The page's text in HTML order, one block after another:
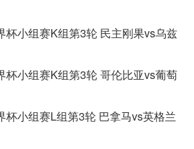
杯小组赛K组第3轮 民主刚果vs乌兹
杯小组赛K组第3轮 哥伦比亚vs葡萄
杯小组赛L组第3轮 巴拿马vs英格兰